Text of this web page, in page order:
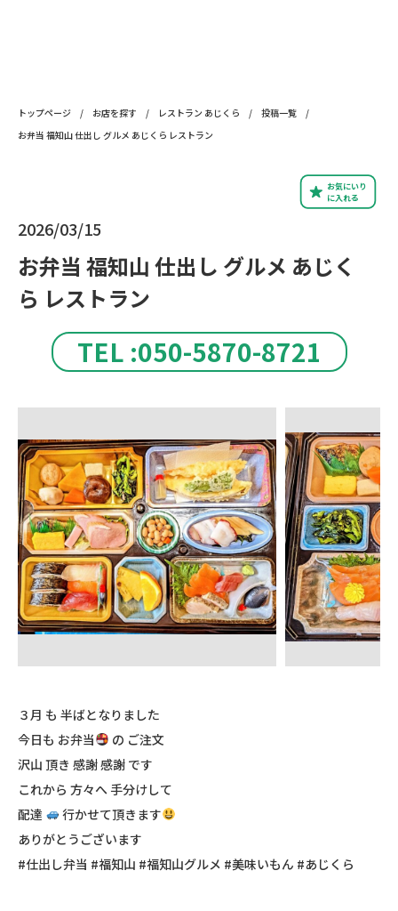
トップページ / お店を探す / レストラン あじくら / 投稿一覧
/
お弁当 福知山 仕出し グルメ あじくら レストラン
2026/03/15
お弁当 福知山 仕出し グルメ あじく
ら レストラン
お気にいり
に入れる
TEL :050-5870-8721
３月 も 半ばとなりました
今日も お弁当
の ご注文
沢山 頂き 感謝 感謝 です
これから 方々へ 手分けして
配達
行かせて頂きます
ありがとうございます
#仕出し弁当 #福知山 #福知山グルメ #美味いもん #あじくら